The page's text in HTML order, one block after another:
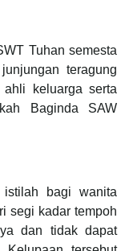
Tuhan semesta
teragung
keluarga serta
Baginda SAW
istilah bagi wanita
segi kadar tempoh
dan tidak dapat